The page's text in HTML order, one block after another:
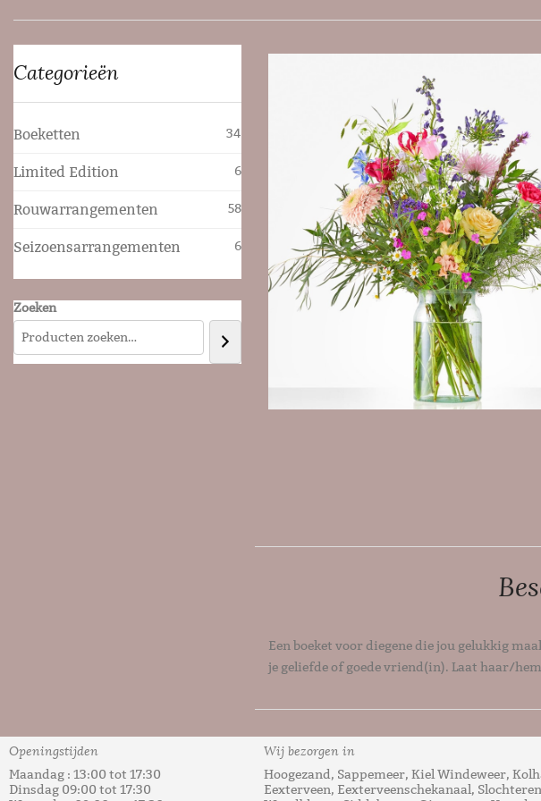
Categorieën
Boeketten 34
Limited Edition 6
Rouwarrangementen 58
Seizoensarrangementen 6
Zoeken
Een boeket voor diegene die jou gelukkig
je geliefde of goede vriend(in). Laat haar/
Openingstijden
Maandag : 13:00 tot 17:30
Dinsdag 09:00 tot 17:30
Wij bezorgen in
Hoogezand, Sappemeer, Kiel Windeweer,
Eexterveen, Eexterveenschekanaal,